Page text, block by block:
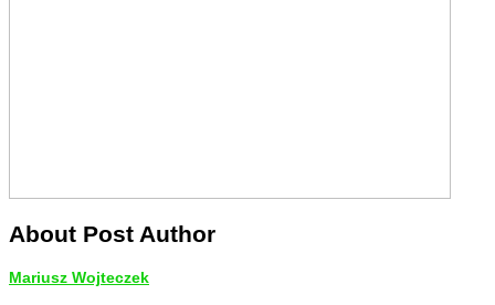
About Post Author
Mariusz Wojteczek